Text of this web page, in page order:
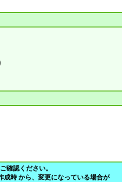
確認ください。
時 から、変更になっている場合が